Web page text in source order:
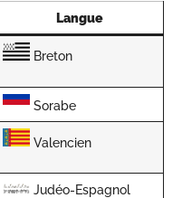
Langue
Breton
Sorabe
Valencien
Judéo-Espagnol